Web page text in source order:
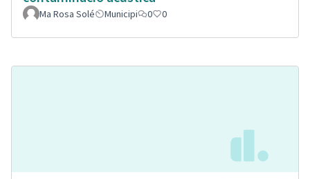
Ma Rosa Solé Municipi 0 0